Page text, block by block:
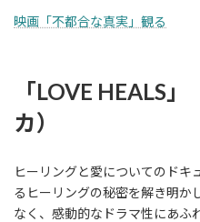
映画「不都合な真実」観る
「LOVE HEALS
カ）
ヒーリングと愛についてのドキ
るヒーリングの秘密を解き明か
なく、感動的なドラマ性にあふ